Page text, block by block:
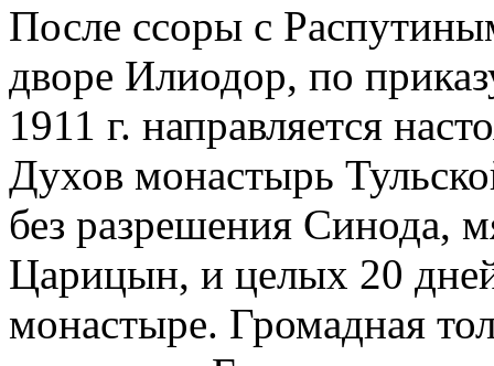
После ссоры с
дворе Илиодор, по
1911 г. направляется
Духов монастырь
без разрешения Синода,
Царицын, и целых 20
монастыре. Громадная